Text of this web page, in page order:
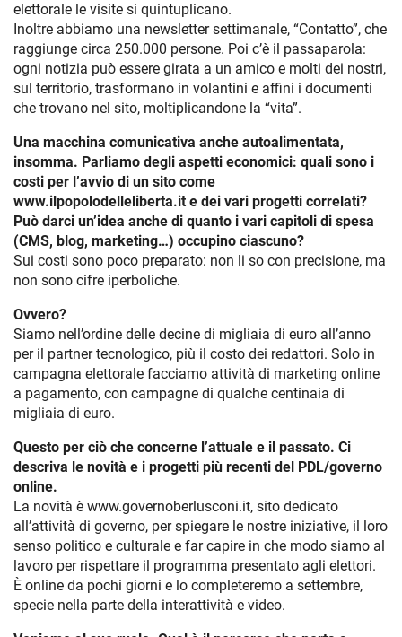
elettorale le visite si quintuplicano.
Inoltre abbiamo una newsletter settimanale, “Contatto”, che
raggiunge circa 250.000 persone. Poi c’è il passaparola:
ogni notizia può essere girata a un amico e molti dei nostri,
sul territorio, trasformano in volantini e affini i documenti
che trovano nel sito, moltiplicandone la “vita”.
Una macchina comunicativa anche autoalimentata,
insomma. Parliamo degli aspetti economici: quali sono i
costi per l’avvio di un sito come
www.ilpopolodelleliberta.it e dei vari progetti correlati?
Può darci un’idea anche di quanto i vari capitoli di spesa
(CMS, blog, marketing…) occupino ciascuno?
Sui costi sono poco preparato: non li so con precisione, ma
non sono cifre iperboliche.
Ovvero?
Siamo nell’ordine delle decine di migliaia di euro all’anno
per il partner tecnologico, più il costo dei redattori. Solo in
campagna elettorale facciamo attività di marketing online
a pagamento, con campagne di qualche centinaia di
migliaia di euro.
Questo per ciò che concerne l’attuale e il passato. Ci
descriva le novità e i progetti più recenti del PDL/governo
online.
La novità è www.governoberlusconi.it, sito dedicato
all’attività di governo, per spiegare le nostre iniziative, il loro
senso politico e culturale e far capire in che modo siamo al
lavoro per rispettare il programma presentato agli elettori.
È online da pochi giorni e lo completeremo a settembre,
specie nella parte della interattività e video.